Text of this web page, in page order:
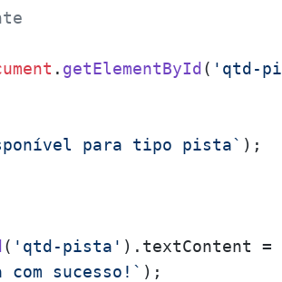
. getElementById ( 'qtd-
para tipo pista` );
( 'qtd-pista' ). textContent =
com sucesso!` );